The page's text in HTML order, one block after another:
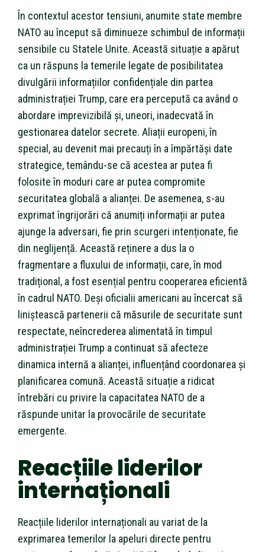
În contextul acestor tensiuni, anumite state membre
NATO au început să diminueze schimbul de informații
sensibile cu Statele Unite. Această situație a apărut
ca un răspuns la temerile legate de posibilitatea
divulgării informațiilor confidențiale din partea
administrației Trump, care era percepută ca având o
abordare imprevizibilă și, uneori, inadecvată în
gestionarea datelor secrete. Aliații europeni, în
special, au devenit mai precauți în a împărtăși date
strategice, temându-se că acestea ar putea fi
folosite în moduri care ar putea compromite
securitatea globală a alianței. De asemenea, s-au
exprimat îngrijorări că anumiți informații ar putea
ajunge la adversari, fie prin scurgeri intenționate, fie
din neglijență. Această reținere a dus la o
fragmentare a fluxului de informații, care, în mod
tradițional, a fost esențial pentru cooperarea eficientă
în cadrul NATO. Deși oficialii americani au încercat să
liniștească partenerii că măsurile de securitate sunt
respectate, neîncrederea alimentată în timpul
administrației Trump a continuat să afecteze
dinamica internă a alianței, influențând coordonarea și
planificarea comună. Această situație a ridicat
întrebări cu privire la capacitatea NATO de a
răspunde unitar la provocările de securitate
emergente.
Reacțiile liderilor
internaționali
Reacțiile liderilor internaționali au variat de la
exprimarea temerilor la apeluri directe pentru